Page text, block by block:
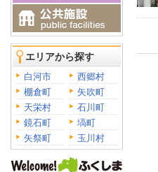
エリアから探す
白河市
西郷村
棚倉町
矢吹町
天栄村
石川町
鏡石町
塙町
矢祭町
玉川村